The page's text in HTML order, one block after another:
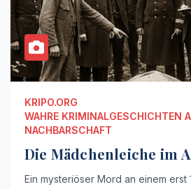
KRIPO.ORG
WAHRE KRIMINALGESCHICHTEN
NACHBARSCHAFT
Die Mädchenleiche im
Ein mysteriöser Mord an einem erst